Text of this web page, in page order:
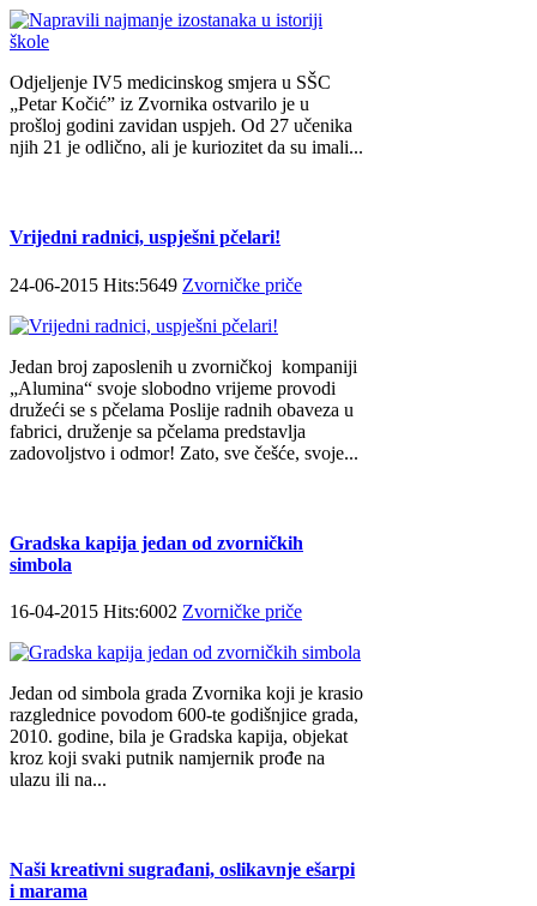
Odjeljenje IV5 medicinskog smjera u SŠC
„Petar Kočić” iz Zvornika ostvarilo je u
prošloj godini zavidan uspjeh. Od 27 učenika
njih 21 je odlično, ali je kuriozitet da su imali...
Vrijedni radnici, uspješni pčelari!
24-06-2015 Hits:5649 Zvorničke priče
Jedan broj zaposlenih u zvorničkoj kompaniji
„Alumina“ svoje slobodno vrijeme provodi
družeći se s pčelama Poslije radnih obaveza u
fabrici, druženje sa pčelama predstavlja
zadovoljstvo i odmor! Zato, sve češće, svoje...
Gradska kapija jedan od zvorničkih
simbola
16-04-2015 Hits:6002 Zvorničke priče
Jedan od simbola grada Zvornika koji je krasio
razglednice povodom 600-te godišnjice grada,
2010. godine, bila je Gradska kapija, objekat
kroz koji svaki putnik namjernik prođe na
ulazu ili na...
Naši kreativni sugrađani, oslikavnje ešarpi
i marama